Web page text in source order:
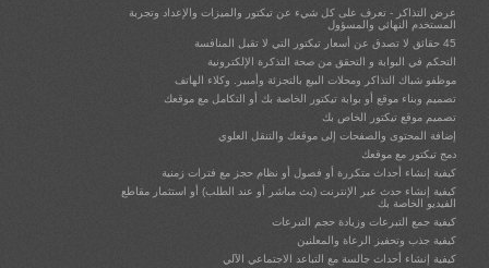
اقتراح (الترويج) للأحداث ذات الصلة، أو المميزة، أو البضائع، أو خيارات التبرع
فيما قبل الدفع، على صفحة ما قبل الدفع
إرسال رسائل البريد الإلكتروني إلى القائمة البريدية (الرسائل الإخبارية)
المروجين الفرعيين (تتبع الإحالات)
احصل على تقييمات (تجنب التقييمات السيئة)
التكامل بين وسائل التواصل الاجتماعي والفيسبوك
تكامل تحليلات جوجل
المستخدمون الحاصلون على إذن خاص: المسؤولون، ومولدي المراسلين،
ومنظمي الأحداث، ووكلاء المبيعات، ومراقبي البوابة
استخدم عنوان (عناوين) البريد الإلكتروني @Ticketor.com الخاص بك
الامتثال للقوانين المحلية / قوانين الخصوصية / اللائحة العامة لحماية البيانات
دمج تيكتور مع موقع الويب الخاص بك
نقل الموقع إلى المجال / المجال الفرعي الخاص بك (التسمية البيضاء)
هل تحتاج إلى مساعدة فردية عن بُعد؟
عرض التذاكر - تعرف على كل شيء عن تيكتور والميزات والإعداد وتجربة
المستخدم النهائي والمسؤول
عرض التذاكر - تعرف على كل شيء عن تيكتور والميزات والإعداد وتجربة
المستخدم النهائي والمسؤول
45 حقائق لا تصدق عن أسعار تيكتور التي لا تقبل المنافسة
التحكم في البوابة و التحقق من صحة التذكرة الإلكترونية
موظفو شباك التذاكر ومحلات البيع بالتجزئة وأمبير. وكلاء الهاتف
تصميم وبناء موقع أو بوابة تيكتور الخاصة بك أو التكامل مع موقعك
تصميم موقع تيكتور الخاص بك
إضافة المحتوى والصفحات إلى موقعك والتنقل العلوي
دمج تيكتور مع موقعك
كيفية إنشاء أحداث متكررة أو فصول أو نظام حجز مع فترات زمنية
كيفية إنشاء حدث عبر الإنترنت (بث مباشر أو عند الطلب) أو استثمار مقاطع
الفيديو الخاصة بك
كيفية جمع التبرعات وزيادة حجم التبرعات
كيفية جذب وتحفيز الرعاة والمعلنين
كيفية إنشاء أحداث جالسة مع التباعد الاجتماعي الآلي